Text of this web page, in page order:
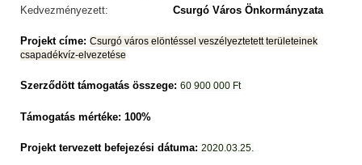
Kedvezményezett:
Csurgó Város Önkormányzata
Projekt címe: Csurgó város elöntéssel veszélyeztetett területeinek
csapadékvíz-elvezetése
Szerződött támogatás összege: 60 900 000 Ft
Támogatás mértéke: 100%
Projekt tervezett befejezési dátuma: 2020.03.25.